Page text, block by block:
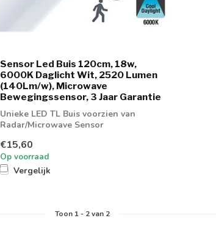
Sensor Led Buis 120cm, 18w,
6000K Daglicht Wit, 2520 Lumen
(140Lm/w), Microwave
Bewegingssensor, 3 Jaar Garantie
Unieke LED TL Buis voorzien van
Radar/Microwave Sensor
€15,60
Op voorraad
Vergelijk
Toon 1- 2van 2